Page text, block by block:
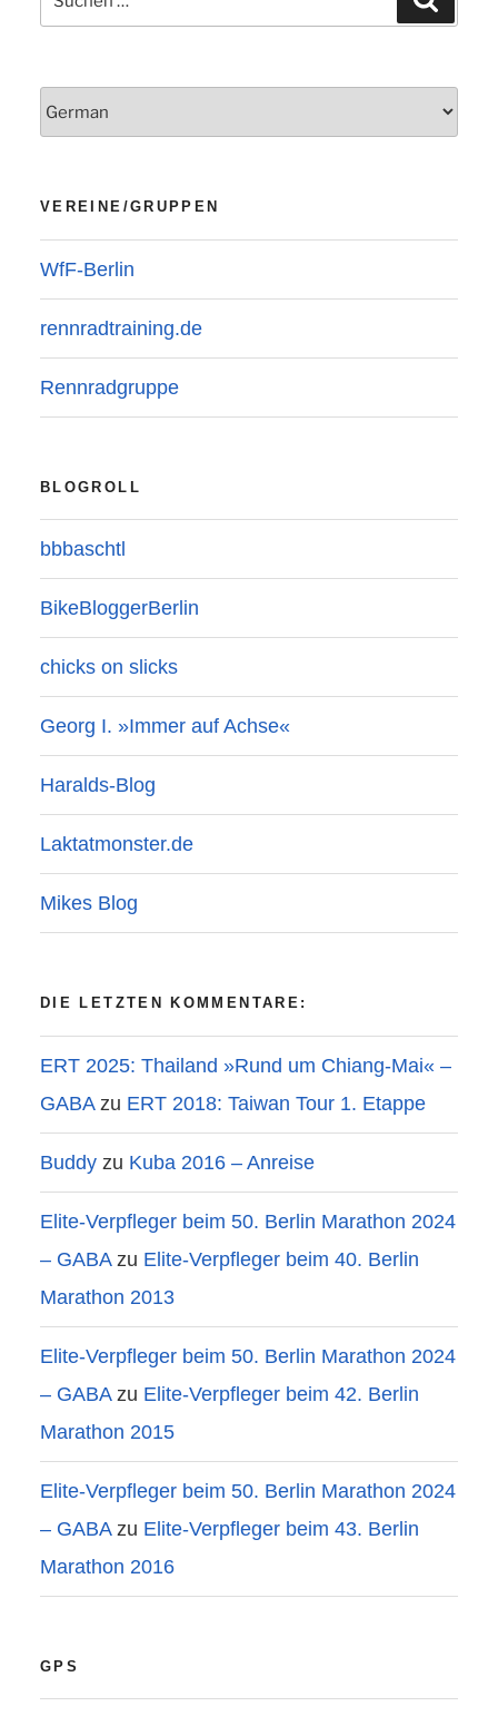
nach:
VEREINE/GRUPPEN
WfF-Berlin
rennradtraining.de
Rennradgruppe
BLOGROLL
bbbaschtl
BikeBloggerBerlin
chicks on slicks
Georg I. »Immer auf Achse«
Haralds-Blog
Laktatmonster.de
Mikes Blog
DIE LETZTEN KOMMENTARE:
ERT 2025: Thailand »Rund um Chiang-Mai« –
GABAzu ERT 2018: Taiwan Tour 1. Etappe
Buddy zu Kuba 2016 – Anreise
Elite-Verpfleger beim 50. Berlin Marathon 2024
– GABAzu Elite-Verpfleger beim 40. Berlin
Marathon 2013
Elite-Verpfleger beim 50. Berlin Marathon 2024
– GABAzu Elite-Verpfleger beim 42. Berlin
Marathon 2015
Elite-Verpfleger beim 50. Berlin Marathon 2024
– GABAzu Elite-Verpfleger beim 43. Berlin
Marathon 2016
GPS